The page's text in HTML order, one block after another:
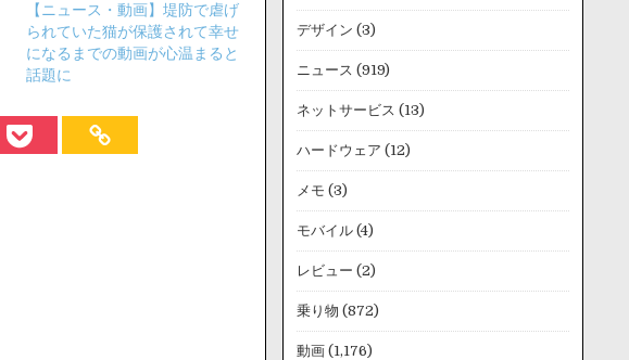
【ニュース・動画】堤防で虐げ
られていた猫が保護されて幸せ
になるまでの動画が心温まると
話題に
デザイン (3)
ニュース (919)
ネットサービス (13)
ハードウェア (12)
メモ (3)
モバイル(4)
レビュー (2)
乗り物 (872)
動画(1,176)